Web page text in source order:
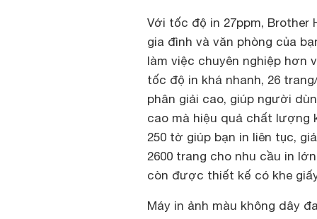
Với tốc độ in 27ppm, Brother
gia đình và văn phòng của
làm việc chuyên nghiệp hơn
tốc độ in khá nhanh, 26
phân giải cao, giúp người
cao mà hiệu quả chất lượng
250 tờ giúp bạn in liên tục,
2600 trang cho nhu cầu in
còn được thiết kế có khe
Máy in ảnh màu không dây